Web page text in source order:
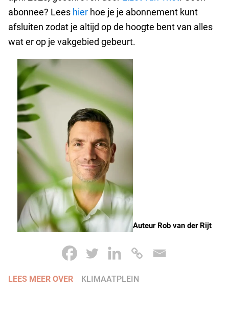
abonnee? Lees hier hoe je je abonnement kunt
afsluiten zodat je altijd op de hoogte bent van alles
wat er op je vakgebied gebeurt.
Auteur Rob van der Rijt
LEES MEER OVER KLIMAATPLEIN